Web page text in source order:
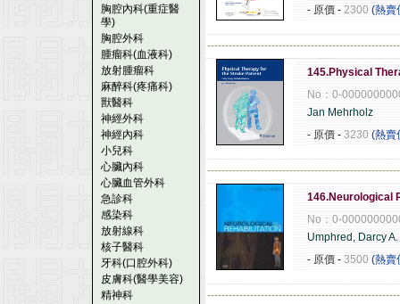
胸腔內科(重症醫
學)
胸腔外科
腫瘤科(血液科)
放射腫瘤科
麻醉科(疼痛科)
獸醫科
神經外科
神經內科
小兒科
心臟內科
心臟血管外科
急診科
感染科
放射線科
核子醫科
牙科(口腔外科)
皮膚科(醫學美容)
精神科
- 原價 - 2300 (熱賣
145.Physical
No：0-
Jan Mehrholz
- 原價 - 3230 (熱賣
146.Neurological
No：0-
Umphred, Darcy A.
- 原價 - 3500 (熱賣